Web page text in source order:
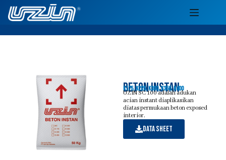
Beton Instan
K175, K225, K300, K350, K400
UZIN SC 100 adalah adukan
acian instant diaplikasikan
diatas permukaan beton exposed
interior.
data sheet